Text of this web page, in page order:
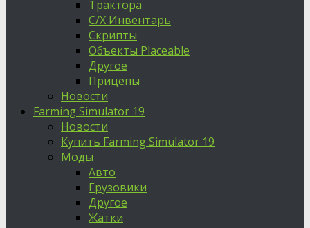
Трактора
С/Х Инвентарь
Скрипты
Объекты Placeable
Другое
Прицепы
Новости
Farming Simulator 19
Новости
Купить Farming Simulator 19
Моды
Авто
Грузовики
Другое
Жатки